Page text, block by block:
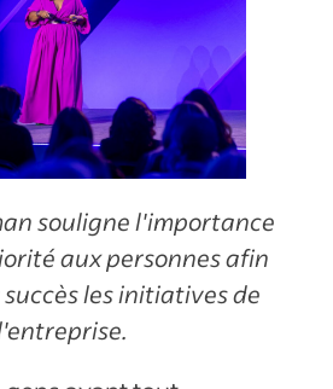
souligne l'importance
aux personnes afin
les initiatives de